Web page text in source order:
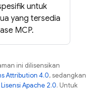
untuk
yang tersedia
MCP.
ini dilisensikan
Attribution 4.0, sedangkan
Lisensi Apache 2.0. Untuk